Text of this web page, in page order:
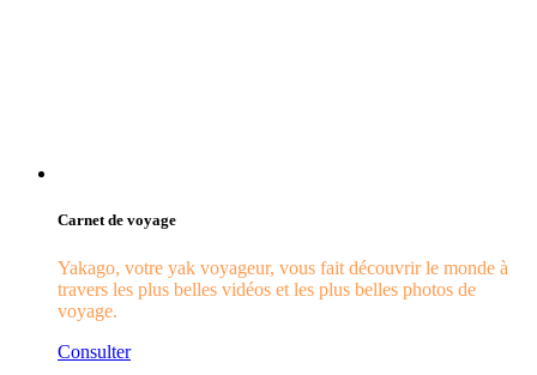
Carnet de voyage
Yakago, votre yak voyageur, vous fait découvrir le monde à
travers les plus belles vidéos et les plus belles photos de
voyage.
Consulter